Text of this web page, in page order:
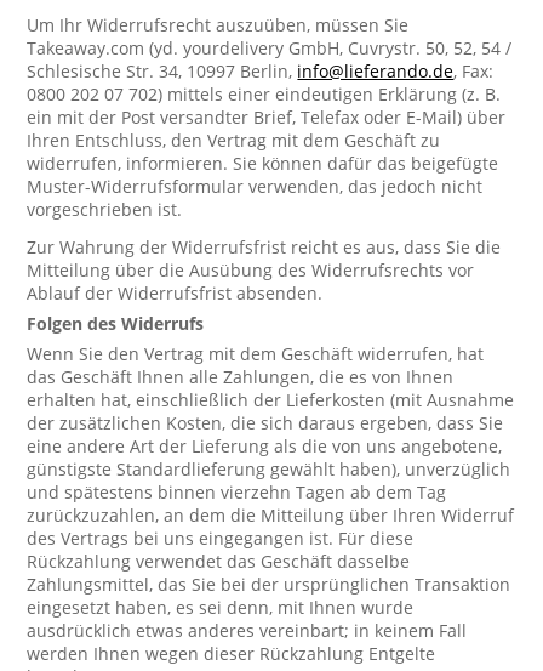
Um Ihr Widerrufsrecht auszuüben, müssen Sie
Takeaway.com (yd. yourdelivery GmbH, Cuvrystr. 50, 52, 54 /
Schlesische Str. 34, 10997 Berlin, info@lieferando.de, Fax:
0800 202 07 702) mittels einer eindeutigen Erklärung (z. B.
ein mit der Post versandter Brief, Telefax oder E-Mail) über
Ihren Entschluss, den Vertrag mit dem Geschäft zu
widerrufen, informieren. Sie können dafür das beigefügte
Muster-Widerrufsformular verwenden, das jedoch nicht
vorgeschrieben ist.
Zur Wahrung der Widerrufsfrist reicht es aus, dass Sie die
Mitteilung über die Ausübung des Widerrufsrechts vor
Ablauf der Widerrufsfrist absenden.
Folgen des Widerrufs
Wenn Sie den Vertrag mit dem Geschäft widerrufen, hat
das Geschäft Ihnen alle Zahlungen, die es von Ihnen
erhalten hat, einschließlich der Lieferkosten (mit Ausnahme
der zusätzlichen Kosten, die sich daraus ergeben, dass Sie
eine andere Art der Lieferung als die von uns angebotene,
günstigste Standardlieferung gewählt haben), unverzüglich
und spätestens binnen vierzehn Tagen ab dem Tag
zurückzuzahlen, an dem die Mitteilung über Ihren Widerruf
des Vertrags bei uns eingegangen ist. Für diese
Rückzahlung verwendet das Geschäft dasselbe
Zahlungsmittel, das Sie bei der ursprünglichen Transaktion
eingesetzt haben, es sei denn, mit Ihnen wurde
ausdrücklich etwas anderes vereinbart; in keinem Fall
werden Ihnen wegen dieser Rückzahlung Entgelte